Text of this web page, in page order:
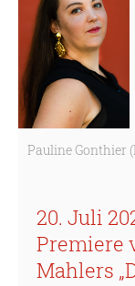
Pauline Gonthier
20. Juli
Premiere
Mahlers